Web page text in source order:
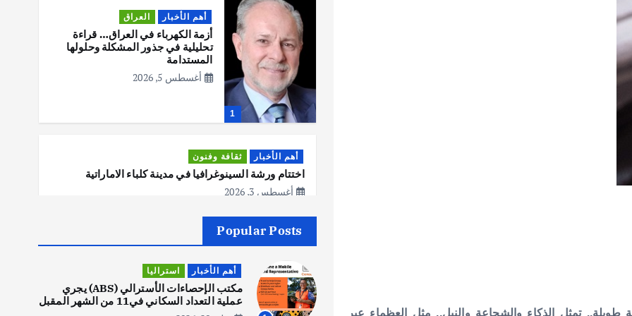
تمثل الذكاء والشجاعة والنبل.. مثل العظماء عبر
1
أهم الأخبار العراق
أزمة الكهرباء في العراق… قراءة
تحليلية في جذور المشكلة وحلولها
المستدامة
أغسطس 5, 2026
أهم الأخبار ثقافة وفنون
اختتام ورشة السينوغرافيا في مدينة كلباء الاماراتية
أغسطس 3, 2026
أهم الأخبار جاليات غير مصنف
قصة نجاح العراقي عمر الشمري الذي
اصبح بطلاً لأستراليا بلعبة كمال
الاجسام
يوليو 30, 2026
Popular Posts
أهم الأخبار استراليا
مكتب الإحصاءات الأسترالي (ABS) يجري
عملية التعداد السكاني في11 من الشهر المقبل